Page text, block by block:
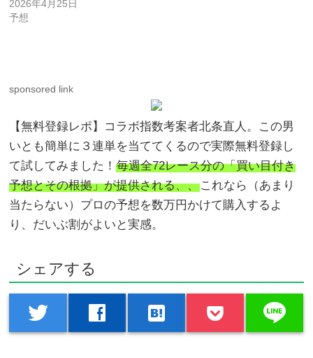
2026年4月25日
予想
sponsored link
【無料登録レポ】コラボ指数考案者北条直人。この男
いとも簡単に３連単を当ててくるので実際無料登録し
て試してみました！毎週全72レース分の「買い目付き
予想とその根拠」が提供される、、これなら（あまり
当たらない）プロの予想を数万円かけて購入するよ
り、だいぶ割がよいと実感。
シェアする
twitter facebook hatenabookmark line